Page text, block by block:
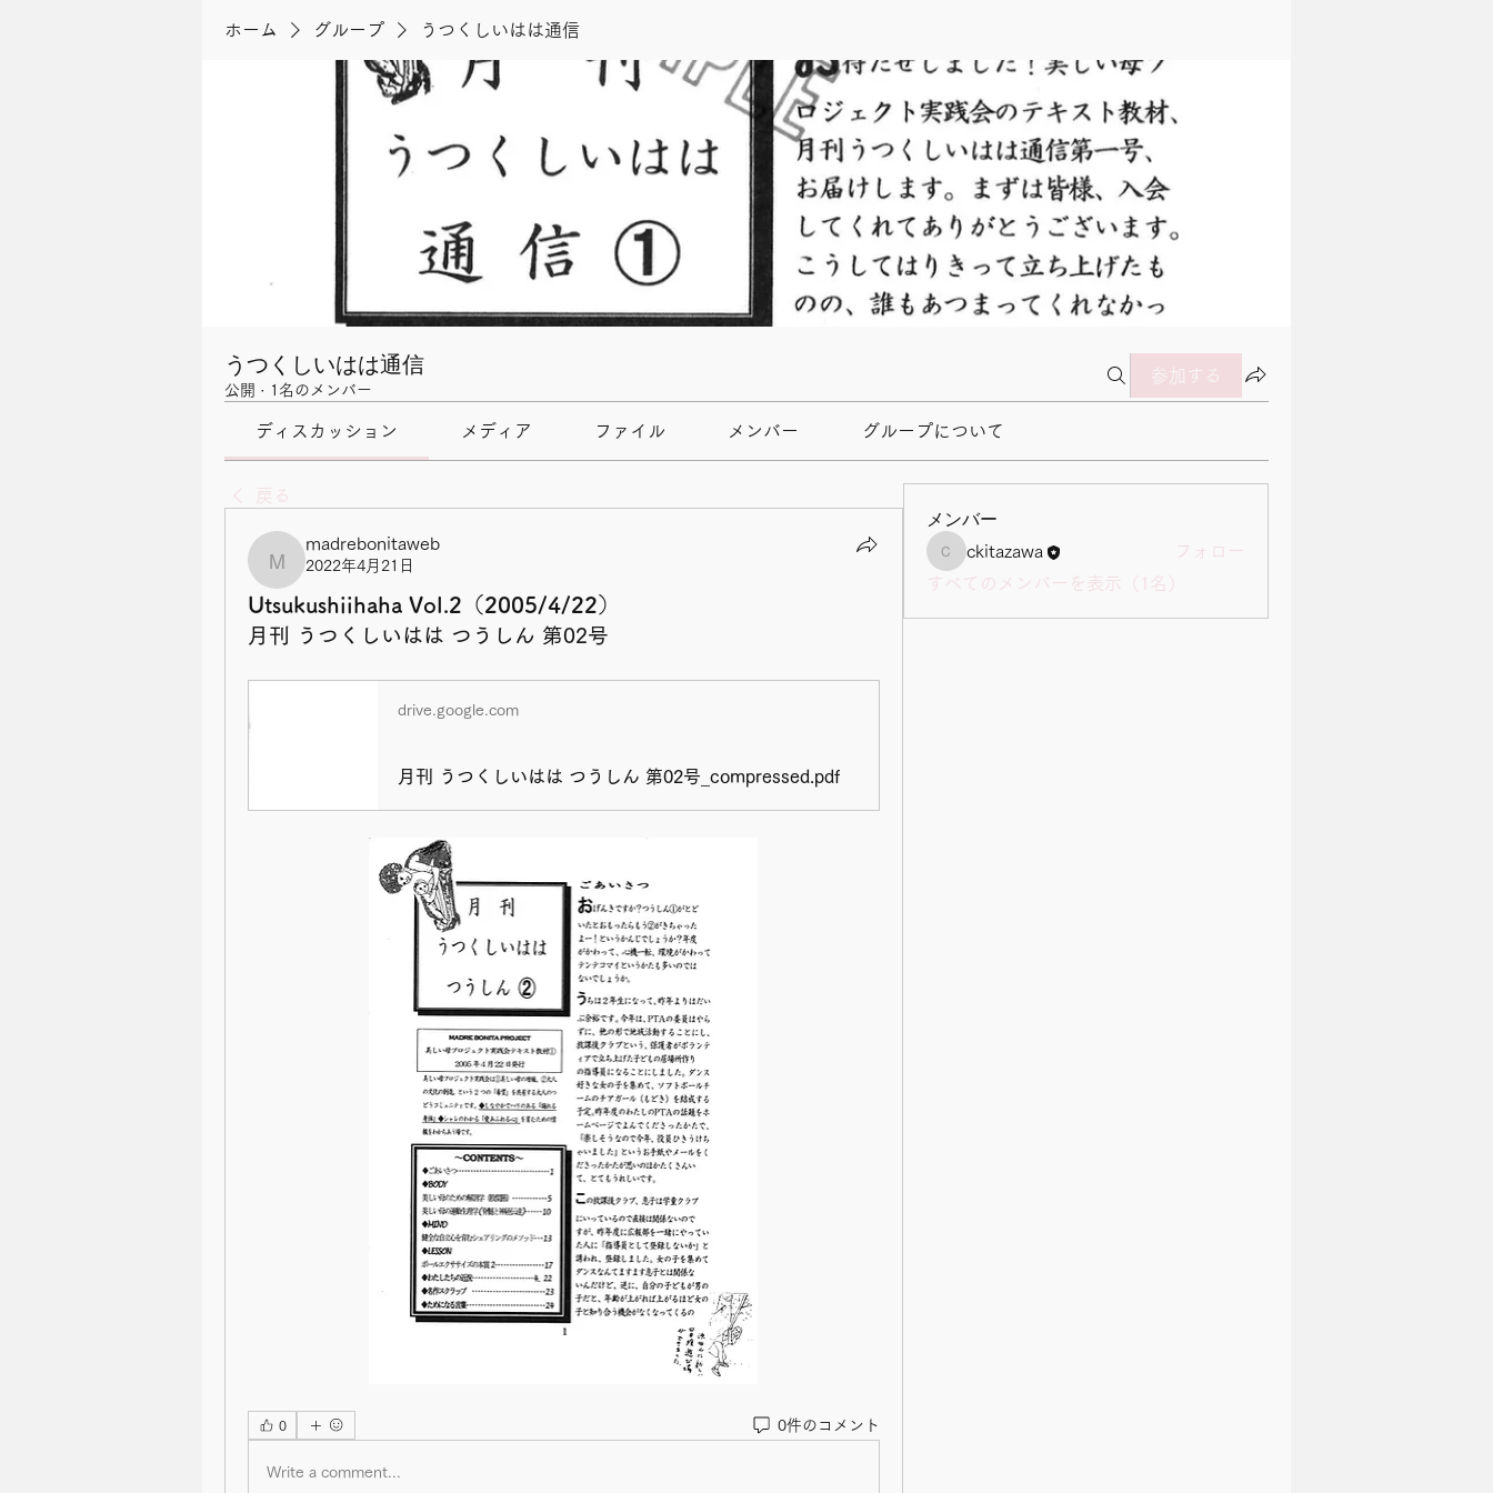
ホーム グループ うつくしいはは通信
うつくしいはは通信
公開 · 1名のメンバー
参加する
ディスカッション メディア ファイル メンバー グループについて
戻る
madrebonitaweb
madrebonitaweb
2022年4月21日
Utsukushiihaha Vol.2（2005/4/22）
月刊 うつくしいはは つうしん 第02号
drive.google.com
月刊 うつくしいはは つうしん 第02号_compressed.pdf
0 0件のコメント
Write a comment...
メンバー
ckitazawa
ckitazawa
フォロー
すべてのメンバーを表示（1名）